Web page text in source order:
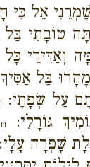
אֵל כִּי
טוֹבָתִי בַּל
וְאַדִּירֵי
בַּל
עַל שְׂפָתָי:
גּוֹרָלִי:
{ו}
שָׁפְרָה עָלָי: